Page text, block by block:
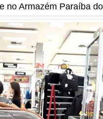
no Armazém Paraíba